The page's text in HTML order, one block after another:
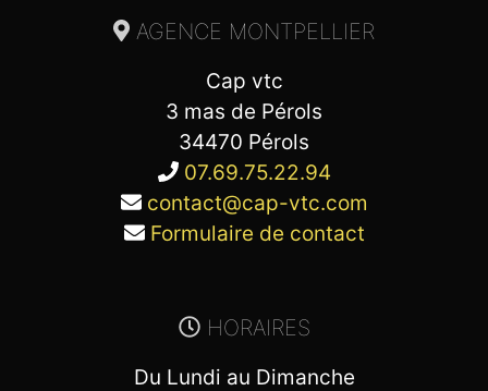
AGENCE MONTPELLIER
Cap vtc
3 mas de Pérols
34470 Pérols
07.69.75.22.94
contact@cap-vtc.com
Formulaire de contact
HORAIRES
Du Lundi au Dimanche